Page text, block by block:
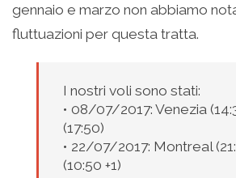
gennaio e marzo non abbiamo
fluttuazioni per questa tratta.
I nostri voli sono stati:
• 08/07/2017: Venezia
(17:50)
• 22/07/2017: Montreal
(10:50 +1)